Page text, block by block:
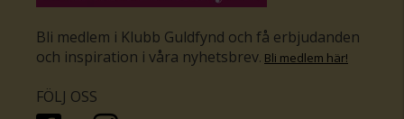
Bli medlem i Klubb Guldfynd och få erbjudanden
och inspiration i våra nyhetsbrev. Bli medlem här!
FÖLJ OSS